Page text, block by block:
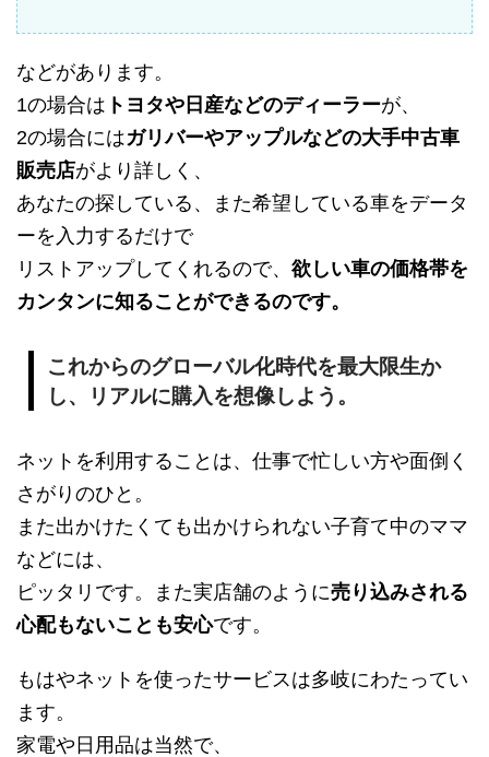
などがあります。
1の場合は トヨタや日産などのディーラーが、
2の場合にはガリバーやアップルなどの大手中古車
販売店がより詳しく、
あなたの探している、また希望している車をデータ
ーを入力するだけで
リストアップしてくれるので、 欲しい車の価格帯を
カンタンに知ることができるのです。
これからのグローバル化時代を最大限生か
し、リアルに購入を想像しよう。
ネットを利用することは、仕事で忙しい方や面倒く
さがりのひと。
また出かけたくても出かけられない子育て中のママ
などには、
ピッタリです。また実店舗のように売り込みされる
心配もないことも安心です。
もはやネットを使ったサービスは多岐にわたってい
ます。
家電や日用品は当然で、